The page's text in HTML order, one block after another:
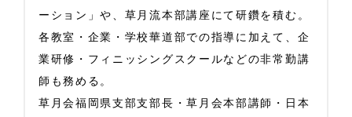
ーション」や、草月流本部講座にて研鑽を積む。
各教室・企業・学校華道部での指導に加えて、企
業研修・フィニッシングスクールなどの非常勤講
師も務める。
草月会福岡県支部支部長・草月会本部講師・日本